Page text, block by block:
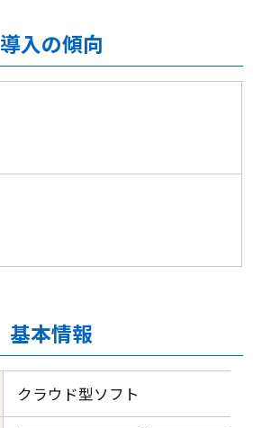
導入の傾向
基本情報
クラウド型ソフト